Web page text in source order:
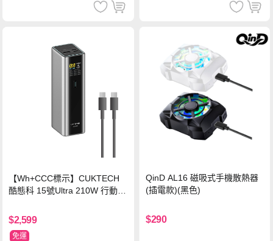
【Wh+CCC標示】CUKTECH
酷態科 15號Ultra 210W 行動電
$2,599
免運
QinD AL16 磁吸式手機散熱器
(插電款)(黑色)
$290